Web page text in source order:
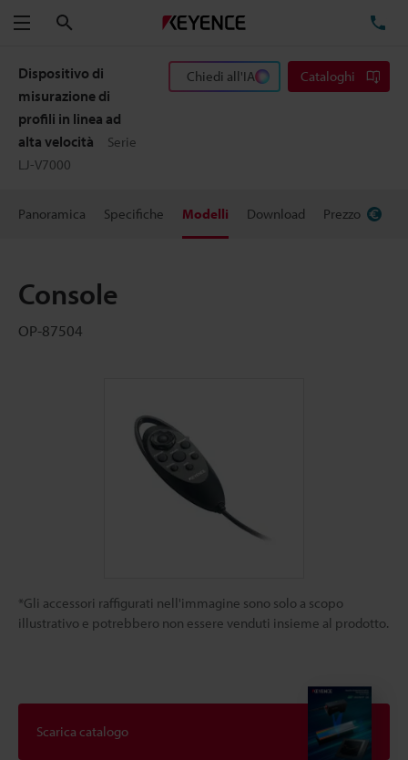
Menu
Dispositivo di
misurazione di
profili in linea ad
alta velocità
Serie
LJ-V7000
Chiedi all'IA Cataloghi
Panoramica Specifiche Modelli Download Prezzo
Console
OP-87504
*Gli accessori raffigurati nell'immagine sono solo a scopo
illustrativo e potrebbero non essere venduti insieme al prodotto.
Scarica catalogo